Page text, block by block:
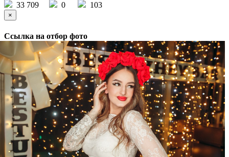
33 709
0 103
×
Ссылка на отбор фото